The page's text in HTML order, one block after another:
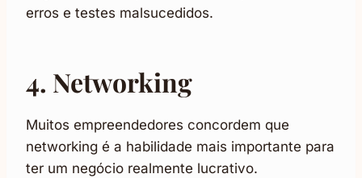
erros e testes malsucedidos.
4. Networking
Muitos empreendedores concordem que
networking é a habilidade mais importante para
ter um negócio realmente lucrativo.